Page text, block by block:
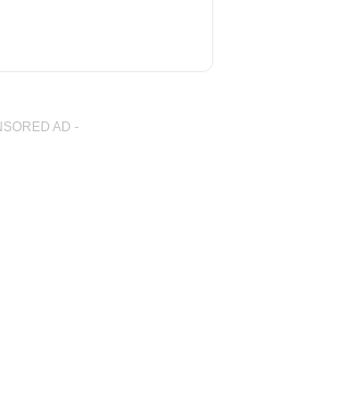
AD -